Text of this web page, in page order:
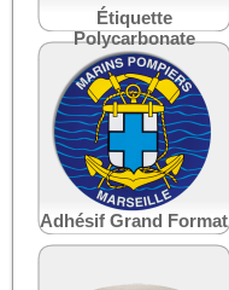
Étiquette
Polycarbonate
Adhésif Grand Format